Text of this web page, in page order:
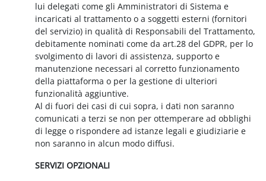
lui delegati come gli Amministratori di Sistema e
incaricati al trattamento o a soggetti esterni (fornitori
del servizio) in qualità di Responsabili del Trattamento,
debitamente nominati come da art.28 del GDPR, per lo
svolgimento di lavori di assistenza, supporto e
manutenzione necessari al corretto funzionamento
della piattaforma o per la gestione di ulteriori
funzionalità aggiuntive.
Al di fuori dei casi di cui sopra, i dati non saranno
comunicati a terzi se non per ottemperare ad obblighi
di legge o rispondere ad istanze legali e giudiziarie e
non saranno in alcun modo diffusi.
SERVIZI OPZIONALI